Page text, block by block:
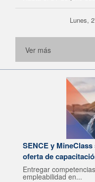
Lunes,
Ver más
SENCE y
oferta de
Entregar
empleabilidad en...